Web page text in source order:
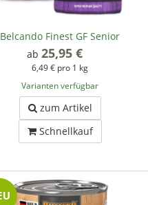
Belcando Finest GF Senior
ab25,95 €
6,49 € pro 1 kg
Varianten verfügbar
zum Artikel
Schnellkauf